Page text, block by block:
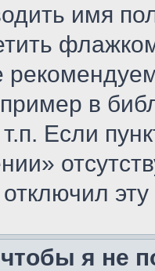
имя
в
Если
я не